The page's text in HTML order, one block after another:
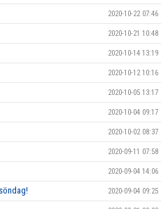
2020-10-22 07:46
2020-10-21 10:48
2020-10-14 13:19
2020-10-12 10:16
2020-10-05 13:17
2020-10-04 09:17
2020-10-02 08:37
2020-09-11 07:58
2020-09-04 14:06
2020-09-04 09:25